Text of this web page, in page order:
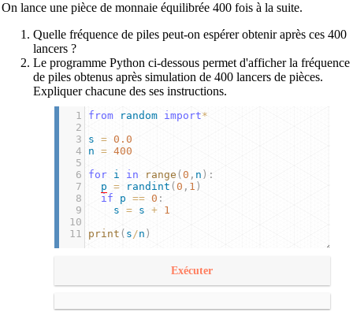
On lance une pièce de monnaie équilibrée 400 fois à la suite.
Quelle fréquence de piles peut-on espérer obtenir après ces 400
lancers ?
Le programme Python ci-dessous permet d'afficher la fréquence
de piles obtenus après simulation de 400 lancers de pièces.
Expliquer chacune des ses instructions.
1 from random import*
2
3
s = 0.0
4
n = 400
5
6
for i in range ( 0 , n ):
7
p = randint ( 0 , 1 )
8
if p == 0 :
9
s = s +
1
10
11
print ( s/n )
Exécuter